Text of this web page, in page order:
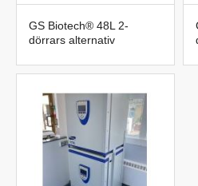
GS Biotech® 48L 2-
dörrars alternativ